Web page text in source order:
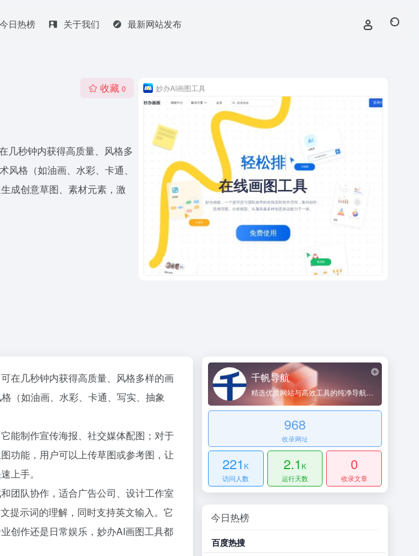
今日热榜 关于我们 最新网站发布
收藏 0
几秒钟内获得高质量、风格多
格（如油画、水彩、卡通、
成创意草图、素材元素，激
妙办AI画图工具
在几秒钟内获得高质量、风格多样的画
（如油画、水彩、卡通、写实、抽象
能制作宣传海报、社交媒体配图；对于
功能，用户可以上传草图或参考图，让
上手。
团队协作，适合广告公司、设计工作室
提示词的理解，同时支持英文输入。它
创作还是日常娱乐，妙办AI画图工具都
千帆导航
精选优质网站与高效工具的纯净导航平台
968
收录网址
221 K
访问人数
2.1 K
运行天数
0
收录文章
今日热榜
百度热搜